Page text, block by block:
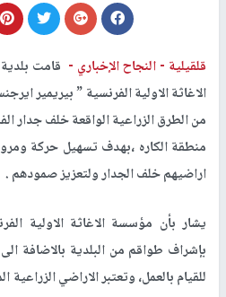
قلقيلية -النجاح الإخباري - قامت
الاغاثة الاولية الفرنسية ” بيريمير
من الطرق الزراعية الواقعة خلف جدار
منطقة الكاره ،بهدف تسهيل حركة
اراضيهم خلف الجدار ولتعزيز صمودهم .
يشار بأن مؤسسة الاغاثة الاولية
بإشراف طواقم من البلدية بالاضافة
للقيام بالعمل، وتعتبر الاراضي